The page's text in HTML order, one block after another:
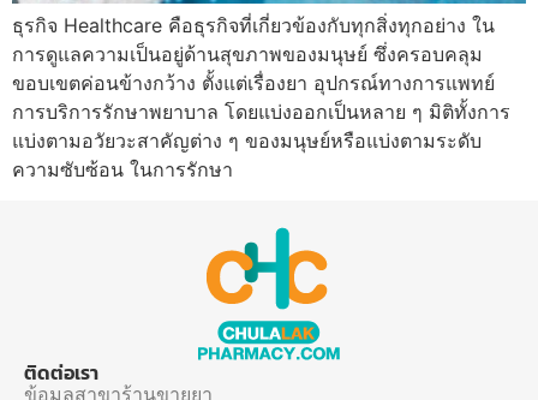
ธุรกิจ Healthcare คือธุรกิจที่เกี่ยวข้องกับทุกสิ่งทุกอย่าง ใน
การดูแลความเป็นอยู่ด้านสุขภาพของมนุษย์ ซึ่งครอบคลุม
ขอบเขตค่อนข้างกว้าง ตั้งแต่เรื่องยา อุปกรณ์ทางการแพทย์
การบริการรักษาพยาบาล โดยแบ่งออกเป็นหลาย ๆ มิติทั้งการ
แบ่งตามอวัยวะสาคัญต่าง ๆ ของมนุษย์หรือแบ่งตามระดับ
ความซับซ้อน ในการรักษา
ติดต่อเรา
ข้อมูลสาขาร้านขายยา